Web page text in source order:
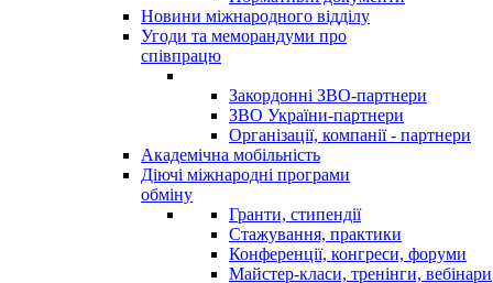
Новини міжнародного відділу
Угоди та меморандуми про
співпрацю
Закордонні ЗВО-партнери
ЗВО України-партнери
Організації, компанії - партнери
Академічна мобільність
Діючі міжнародні програми
обміну
Гранти, стипендії
Стажування, практики
Конференції, конгреси, форуми
Майстер-класи, тренінги, вебінари